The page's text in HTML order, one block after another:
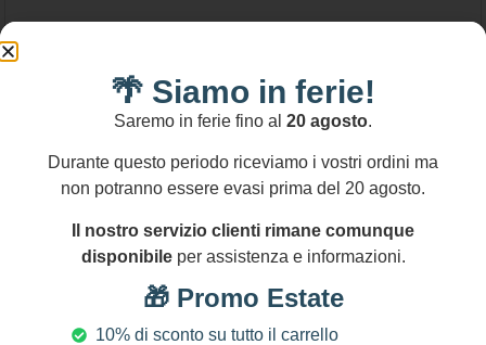
🌴 Siamo in ferie!
Saremo in ferie fino al 20 agosto.
Durante questo periodo riceviamo i vostri ordini ma
non potranno essere evasi prima del 20 agosto.
Il nostro servizio clienti rimane comunque
disponibileper assistenza e informazioni.
🎁 Promo Estate
10% di sconto su tutto il carrello